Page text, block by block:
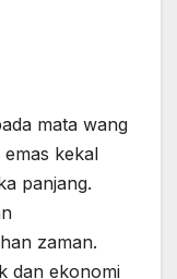
mata wang
kekal
panjang.
zaman.
dan ekonomi